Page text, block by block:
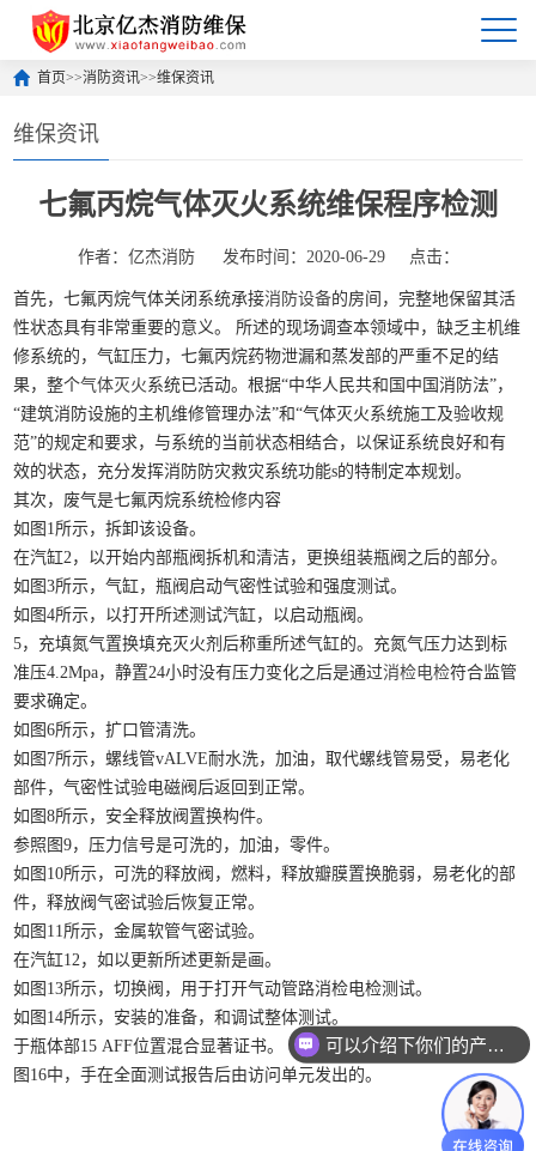
首页>>消防资讯>>维保资讯
维保资讯
七氟丙烷气体灭火系统维保程序检测
作者：亿杰消防 发布时间：2020-06-29 点击：
首先，七氟丙烷气体关闭系统承接消防设备的房间，完整地保留其活
性状态具有非常重要的意义。 所述的现场调查本领域中，缺乏主机维
修系统的，气缸压力，七氟丙烷药物泄漏和蒸发部的严重不足的结
果，整个气体灭火系统已活动。根据“中华人民共和国中国消防法”，
“建筑消防设施的主机维修管理办法”和“气体灭火系统施工及验收规
范”的规定和要求，与系统的当前状态相结合，以保证系统良好和有
效的状态，充分发挥消防防灾救灾系统功能s的特制定本规划。
其次，废气是七氟丙烷系统检修内容
如图1所示，拆卸该设备。
在汽缸2，以开始内部瓶阀拆机和清洁，更换组装瓶阀之后的部分。
如图3所示，气缸，瓶阀启动气密性试验和强度测试。
如图4所示，以打开所述测试汽缸，以启动瓶阀。
5，充填氮气置换填充灭火剂后称重所述气缸的。充氮气压力达到标
准压4.2Mpa，静置24小时没有压力变化之后是通过消检电检符合监管
要求确定。
如图6所示，扩口管清洗。
如图7所示，螺线管vALVE耐水洗，加油，取代螺线管易受，易老化
部件，气密性试验电磁阀后返回到正常。
如图8所示，安全释放阀置换构件。
参照图9，压力信号是可洗的，加油，零件。
如图10所示，可洗的释放阀，燃料，释放瓣膜置换脆弱，易老化的部
件，释放阀气密试验后恢复正常。
如图11所示，金属软管气密试验。
在汽缸12，如以更新所述更新是画。
如图13所示，切换阀，用于打开气动管路消检电检测试。
如图14所示，安装的准备，和调试整体测试。
于瓶体部15 AFF位置混合显著证书。
图16中，手在全面测试报告后由访问单元发出的。